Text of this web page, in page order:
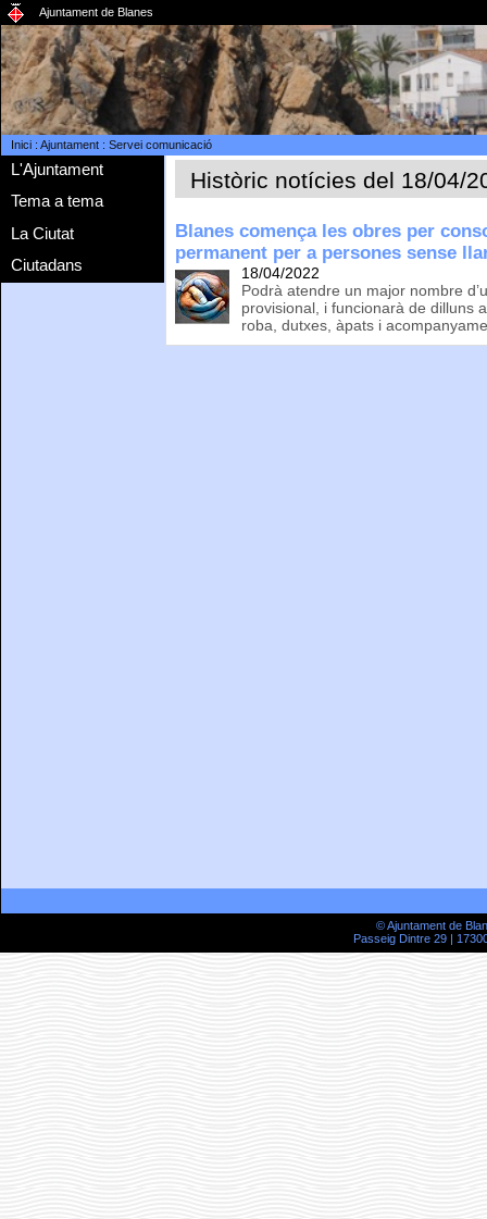
Ajuntament de Blanes
Inici: Ajuntament: Servei comunicació
L'Ajuntament
Tema a tema
La Ciutat
Ciutadans
Històric notícies del 18/04/
Blanes comença les obres per
permanent per a persones sense
18/04/2022
Podrà atendre un major nombre
provisional, i funcionarà de dilluns
roba, dutxes, àpats i
© Ajuntament de
Passeig Dintre 29 |